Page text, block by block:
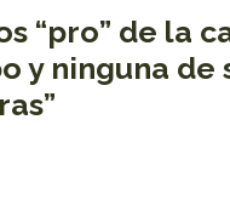
“pro” de la
y ninguna de